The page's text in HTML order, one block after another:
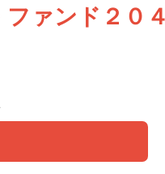
ァンド２０